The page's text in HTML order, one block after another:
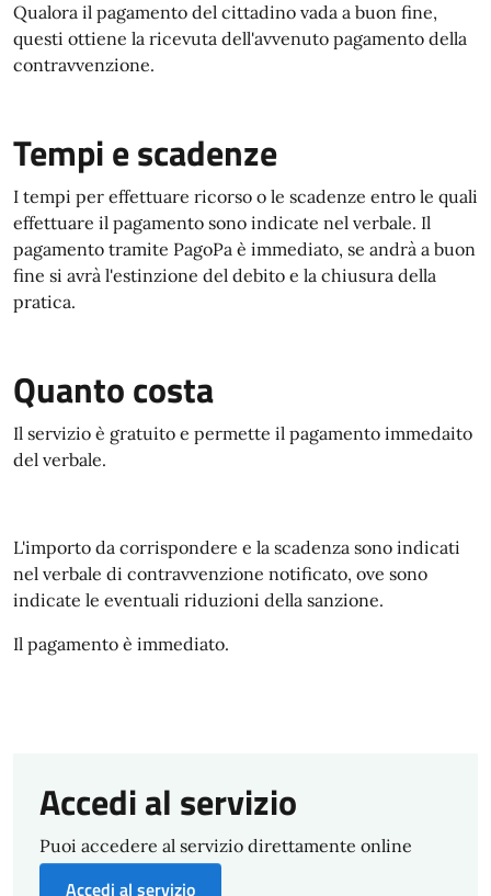
Qualora il pagamento del cittadino vada a buon fine,
questi ottiene la ricevuta dell'avvenuto pagamento della
contravvenzione.
Tempi e scadenze
I tempi per effettuare ricorso o le scadenze entro le quali
effettuare il pagamento sono indicate nel verbale. Il
pagamento tramite PagoPa è immediato, se andrà a buon
fine si avrà l'estinzione del debito e la chiusura della
pratica.
Quanto costa
Il servizio è gratuito e permette il pagamento immedaito
del verbale.
L'importo da corrispondere e la scadenza sono indicati
nel verbale di contravvenzione notificato, ove sono
indicate le eventuali riduzioni della sanzione.
Il pagamento è immediato.
Accedi al servizio
Puoi accedere al servizio direttamente online
Accedi al servizio